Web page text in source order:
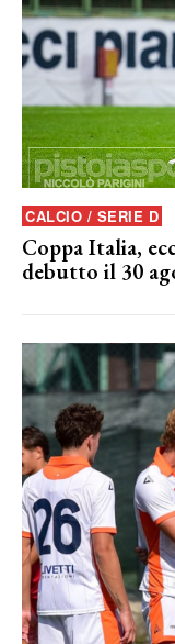
CALCIO / SERIE D
Coppa Italia,
debutto il 30